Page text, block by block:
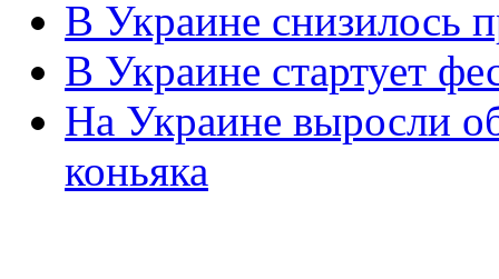
В Украине снизилось
В Украине стартует
На Украине выросли
коньяка